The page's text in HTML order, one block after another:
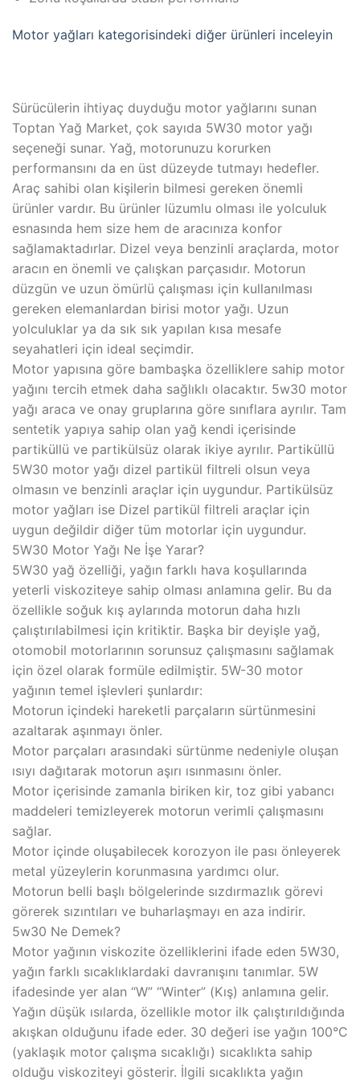
Motor yağları kategorisindeki diğer ürünleri inceleyin
Sürücülerin ihtiyaç duyduğu motor yağlarını sunan
Toptan Yağ Market, çok sayıda 5W30 motor yağı
seçeneği sunar. Yağ, motorunuzu korurken
performansını da en üst düzeyde tutmayı hedefler.
Araç sahibi olan kişilerin bilmesi gereken önemli
ürünler vardır. Bu ürünler lüzumlu olması ile yolculuk
esnasında hem size hem de aracınıza konfor
sağlamaktadırlar. Dizel veya benzinli araçlarda, motor
aracın en önemli ve çalışkan parçasıdır. Motorun
düzgün ve uzun ömürlü çalışması için kullanılması
gereken elemanlardan birisi motor yağı. Uzun
yolculuklar ya da sık sık yapılan kısa mesafe
seyahatleri için ideal seçimdir.
Motor yapısına göre bambaşka özelliklere sahip motor
yağını tercih etmek daha sağlıklı olacaktır. 5w30 motor
yağı araca ve onay gruplarına göre sınıflara ayrılır. Tam
sentetik yapıya sahip olan yağ kendi içerisinde
partiküllü ve partikülsüz olarak ikiye ayrılır. Partiküllü
5W30 motor yağı dizel partikül filtreli olsun veya
olmasın ve benzinli araçlar için uygundur. Partikülsüz
motor yağları ise Dizel partikül filtreli araçlar için
uygun değildir diğer tüm motorlar için uygundur.
5W30 Motor Yağı Ne İşe Yarar?
5W30 yağ özelliği, yağın farklı hava koşullarında
yeterli viskoziteye sahip olması anlamına gelir. Bu da
özellikle soğuk kış aylarında motorun daha hızlı
çalıştırılabilmesi için kritiktir. Başka bir deyişle yağ,
otomobil motorlarının sorunsuz çalışmasını sağlamak
için özel olarak formüle edilmiştir. 5W-30 motor
yağının temel işlevleri şunlardır:
Motorun içindeki hareketli parçaların sürtünmesini
azaltarak aşınmayı önler.
Motor parçaları arasındaki sürtünme nedeniyle oluşan
ısıyı dağıtarak motorun aşırı ısınmasını önler.
Motor içerisinde zamanla biriken kir, toz gibi yabancı
maddeleri temizleyerek motorun verimli çalışmasını
sağlar.
Motor içinde oluşabilecek korozyon ile pası önleyerek
metal yüzeylerin korunmasına yardımcı olur.
Motorun belli başlı bölgelerinde sızdırmazlık görevi
görerek sızıntıları ve buharlaşmayı en aza indirir.
5w30 Ne Demek?
Motor yağının viskozite özelliklerini ifade eden 5W30,
yağın farklı sıcaklıklardaki davranışını tanımlar. 5W
ifadesinde yer alan “W” “Winter” (Kış) anlamına gelir.
Yağın düşük ısılarda, özellikle motor ilk çalıştırıldığında
akışkan olduğunu ifade eder. 30 değeri ise yağın 100°C
(yaklaşık motor çalışma sıcaklığı) sıcaklıkta sahip
olduğu viskoziteyi gösterir. İlgili sıcaklıkta yağın